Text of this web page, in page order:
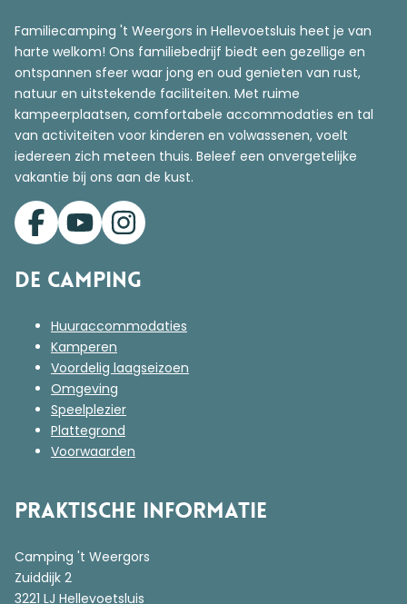
Familiecamping 't Weergors in Hellevoetsluis heet je van
harte welkom! Ons familiebedrijf biedt een gezellige en
ontspannen sfeer waar jong en oud genieten van rust,
natuur en uitstekende faciliteiten. Met ruime
kampeerplaatsen, comfortabele accommodaties en tal
van activiteiten voor kinderen en volwassenen, voelt
iedereen zich meteen thuis. Beleef een onvergetelijke
vakantie bij ons aan de kust.
De Camping
Huuraccommodaties
Kamperen
Voordelig laagseizoen
Omgeving
Speelplezier
Plattegrond
Voorwaarden
Praktische informatie
Camping 't Weergors
Zuiddijk 2
3221 LJ Hellevoetsluis